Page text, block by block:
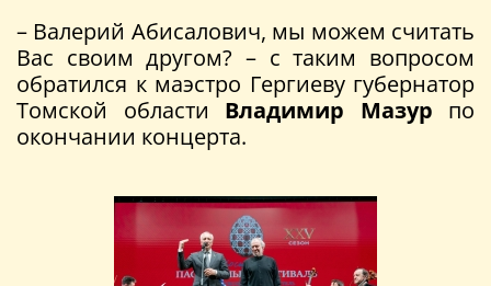
– Валерий Абисалович, мы можем считать
Вас своим другом? – с таким вопросом
обратился к маэстро Гергиеву губернатор
Томской области Владимир Мазур по
окончании концерта.